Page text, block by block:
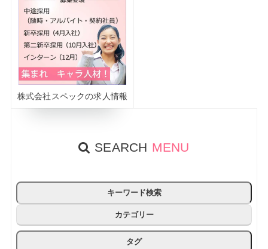
株式会社スペックの求人情報
SEARCH MENU
キーワード検索
カテゴリー
タグ